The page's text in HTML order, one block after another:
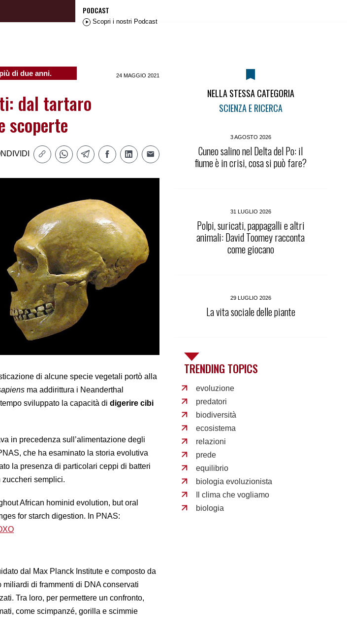
PODCAST
Scopri i nostri Podcast
di due anni. 24 MAGGIO 2021
dal tartaro
scoperte
di alcune specie vegetali portò alla
ma addirittura i Neanderthal
sviluppato la capacità di digerire cibi
in precedenza sull’alimentazione degli
che ha esaminato la storia evolutiva
la presenza di particolari ceppi di batteri
semplici.
African hominid evolution, but oral
for starch digestion. In PNAS:
dal Max Planck Institute e composto da
di frammenti di DNA conservati
Tra loro, per permettere un confronto,
come scimpanzé, gorilla e scimmie
NELLA STESSA CATEGORIA
SCIENZA E RICERCA
3 AGOSTO 2026
Cuneo salino nel Delta del Po: il
fiume è in crisi, cosa si può fare?
31 LUGLIO 2026
Polpi, suricati, pappagalli e altri
animali: David Toomey racconta
come giocano
29 LUGLIO 2026
La vita sociale delle piante
TRENDING TOPICS
evoluzione
predatori
biodiversità
ecosistema
relazioni
prede
equilibrio
biologia evoluzionista
Il clima che vogliamo
biologia